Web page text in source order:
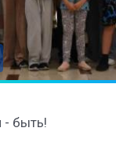
- быть!